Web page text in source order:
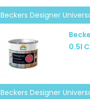
Beckers Designer
0.5l
Beckers Designer